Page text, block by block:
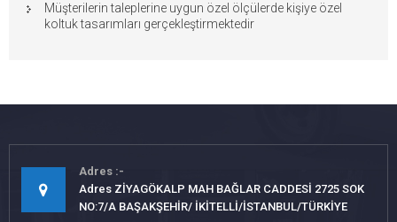
Müşterilerin taleplerine uygun özel ölçülerde kişiye özel
koltuk tasarımları gerçekleştirmektedir
Adres
Adres ZİYAGÖKALP MAH BAĞLAR CADDESİ 2725 SOK
NO:7/A BAŞAKŞEHİR/ İKİTELLİ/İSTANBUL/TÜRKİYE